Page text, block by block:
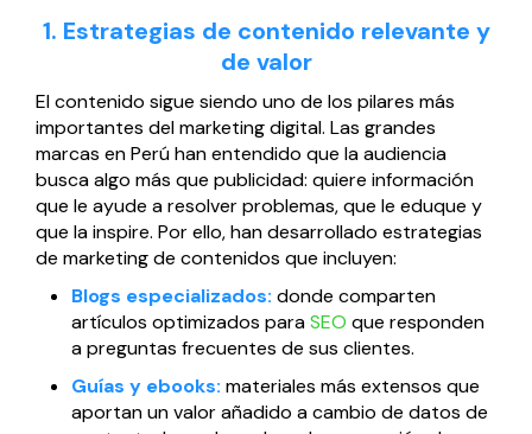
Soporte Técnico
Página web para Tiendas Virtuales
Página web para Empresas
1. Estrategias de contenido relevante y
de valor
El contenido sigue siendo uno de los pilares más
importantes del marketing digital. Las grandes
marcas en Perú han entendido que la audiencia
busca algo más que publicidad: quiere información
que le ayude a resolver problemas, que le eduque y
que la inspire. Por ello, han desarrollado estrategias
de marketing de contenidos que incluyen:
Blogs especializados: donde comparten
artículos optimizados paraSEO que responden
a preguntas frecuentes de sus clientes.
Guías y ebooks: materiales más extensos que
aportan un valor añadido a cambio de datos de